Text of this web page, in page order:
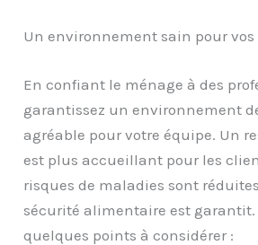
Un environnement sain pour vos
En confiant le ménage à des
garantissez un environnement
agréable pour votre équipe. Un
est plus accueillant pour les
risques de maladies sont
sécurité alimentaire est garantit.
quelques points à considérer :